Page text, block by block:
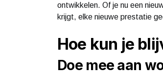
ontwikkelen. Of je nu een
krijgt, elke nieuwe prestatie
Hoe kun je
Doe mee aan